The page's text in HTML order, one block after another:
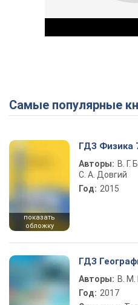
Самые популярные
показать
обложку
ГДЗ Физика
Авторы: В. Г.
С. А. Довгий
Год: 2015
ГДЗ
Авторы: В. М.
Год: 2017